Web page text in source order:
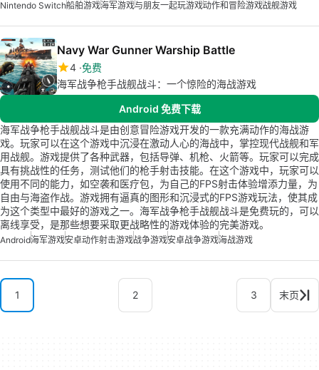
Nintendo Switch船舶游戏海军游戏与朋友一起玩游戏动作和冒险游戏战舰游戏
Navy War Gunner Warship Battle
4 免费
海军战争枪手战舰战斗：一个惊险的海战游戏
Android 免费下载
海军战争枪手战舰战斗是由创意冒险游戏开发的一款充满动作的海战游
戏。玩家可以在这个游戏中沉浸在激动人心的海战中，掌控现代战舰和军
用战舰。游戏提供了各种武器，包括导弹、机枪、火箭等。玩家可以完成
具有挑战性的任务，测试他们的枪手射击技能。在这个游戏中，玩家可以
使用不同的能力，如空袭和医疗包，为自己的FPS射击体验增添力量，为
自由与海盗作战。游戏拥有逼真的图形和沉浸式的FPS游戏玩法，使其成
为这个类型中最好的游戏之一。海军战争枪手战舰战斗是免费玩的，可以
离线享受，是那些想要采取更战略性的游戏体验的完美游戏。
Android海军游戏安卓动作射击游戏战争游戏安卓战争游戏海战游戏
1 2 3 末页